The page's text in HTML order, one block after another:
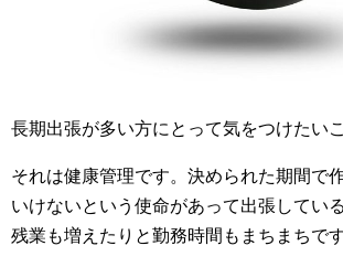
長期出張が多い方にとって気をつけたいこ
それは健康管理です。決められた期間で
いけないという使命があって出張してい
残業も増えたりと勤務時間もまちまちです